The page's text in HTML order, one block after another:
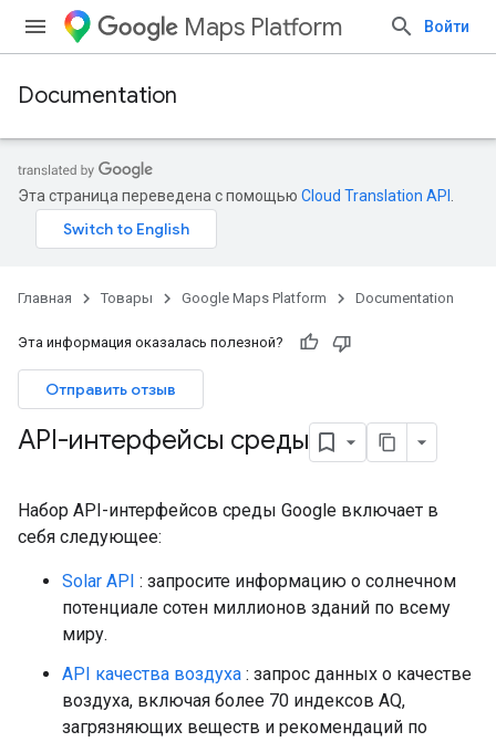
Maps Platform Войти
Documentation
Эта страница переведена с помощью Cloud Translation API
Главная Товары Google Maps Platform Documentation
Эта информация оказалась полезной?
Отправить отзыв
API-интерфейсы среды
Набор API-интерфейсов среды Google включает в
себя следующее:
Solar API : запросите информацию о солнечном
потенциале сотен миллионов зданий по всему
миру.
API качества воздуха : запрос данных о качестве
воздуха, включая более 70 индексов AQ,
загрязняющих веществ и рекомендаций по